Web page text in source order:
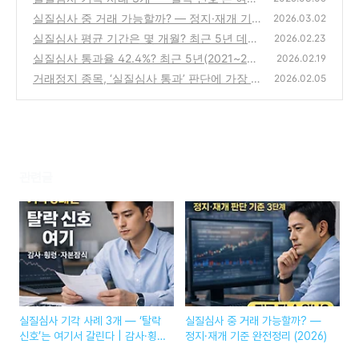
서 갈린다 | 감사·횡령·자본잠식 (2026)
(0)
실질심사 중 거래 가능할까? — 정지·재개 기
준 완전정리 (2026)
(0)
2026.03.02
실질심사 평균 기간은 몇 개월? 최근 5년 데이
터로 본 ‘결정까지 걸린 시간’ (2026)
(0)
2026.02.23
실질심사 통과율 42.4%? 최근 5년(2021~202
5) 통계로 보는 상장유지·상장폐지 확률 + 개
2026.02.19
거래정지 종목, ‘실질심사 통과’ 판단에 가장 중
2026.02.05
실질심사 기각 사례 3개 — ‘탈락
신호’는 여기서 갈린다 | 감사·횡
실질심사 중 거래 가능할까? —
정지·재개 기준 완전정리 (2026)